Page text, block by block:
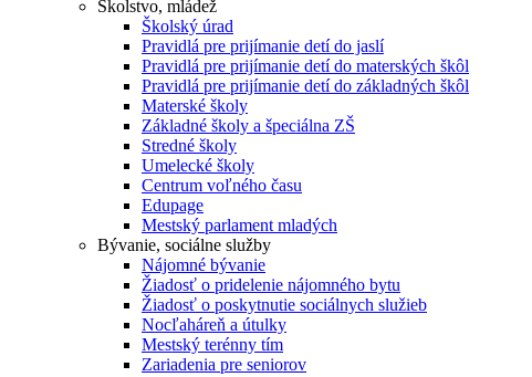
Školstvo, mládež
Školský úrad
Pravidlá pre prijímanie detí do jaslí
Pravidlá pre prijímanie detí do materských škôl
Pravidlá pre prijímanie detí do základných škôl
Materské školy
Základné školy a špeciálna ZŠ
Stredné školy
Umelecké školy
Centrum voľného času
Edupage
Mestský parlament mladých
Bývanie, sociálne služby
Nájomné bývanie
Žiadosť o pridelenie nájomného bytu
Žiadosť o poskytnutie sociálnych služieb
Nocľaháreň a útulky
Mestský terénny tím
Zariadenia pre seniorov